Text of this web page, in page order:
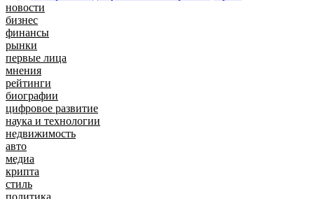
новости
бизнес
финансы
рынки
первые лица
мнения
рейтинги
биографии
цифровое развитие
наука и технологии
недвижимость
авто
медиа
крипта
стиль
политика